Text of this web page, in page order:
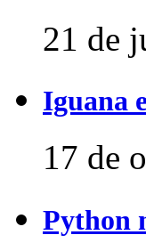
21 de
Iguana
17 de
Python